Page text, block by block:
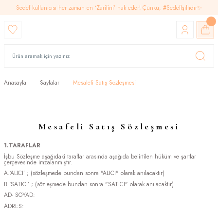
Sedef kullanıcısı her zaman en ‘Zarifini’ hak eder! Çünkü; #SedefIşıltıdır✨
Anasayfa Sayfalar Mesafeli Satış Sözleşmesi
Mesafeli Satış Sözleşmesi
1.TARAFLAR
İşbu Sözleşme aşağıdaki taraflar arasında aşağıda belirtilen hüküm ve şartlar
çerçevesinde imzalanmıştır.
A.‘ALICI’ ; (sözleşmede bundan sonra "ALICI" olarak anılacaktır)
B.‘SATICI’ ; (sözleşmede bundan sonra "SATICI" olarak anılacaktır)
AD- SOYAD:
ADRES: